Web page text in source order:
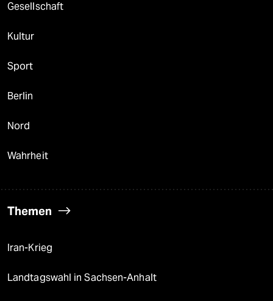
Gesellschaft
Kultur
Sport
Berlin
Nord
Wahrheit
Themen
Iran-Krieg
Landtagswahl in Sachsen-Anhalt